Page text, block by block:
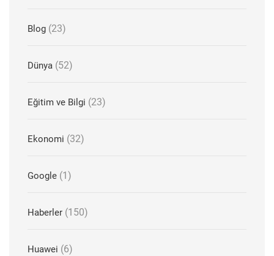
Blog (23)
Dünya (52)
Eğitim ve Bilgi (23)
Ekonomi (32)
Google (1)
Haberler (150)
Huawei (6)